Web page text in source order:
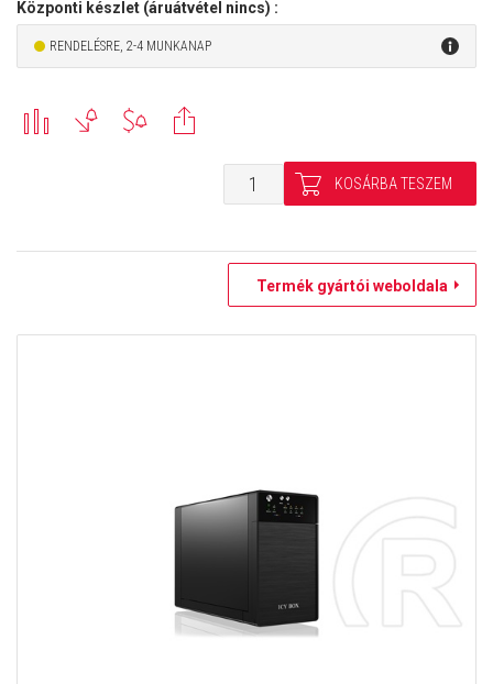
Központi készlet (áruátvétel nincs) :
RENDELÉSRE, 2-4 MUNKANAP
Termék gyártói weboldala